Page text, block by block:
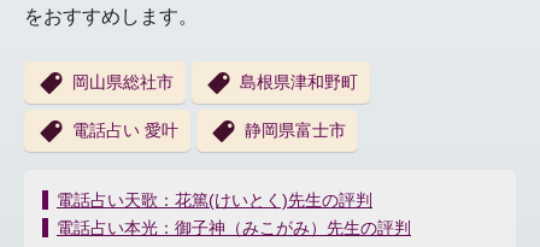
をおすすめします。
岡山県総社市 島根県津和野町
電話占い 愛叶 静岡県富士市
投
稿
電話占い天歌：花篤(けいとく)先生の評判
電話占い本光：御子神（みこがみ）先生の評判